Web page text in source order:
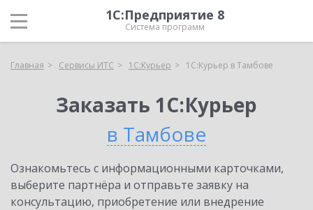
1С:Предприятие 8
Система программ
Главная Сервисы ИТС 1С:Курьер 1С:Курьер в Тамбове
Заказать 1С:Курьер
в Тамбове
Ознакомьтесь с информационными карточками,
выберите партнёра и отправьте заявку на
консультацию, приобретение или внедрение